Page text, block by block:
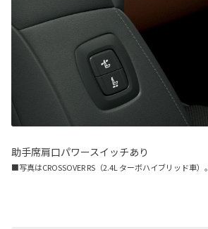
助手席肩口パワースイッチあり
■写真はCROSSOVER RS（2.4L ターボハイブリッド車）。